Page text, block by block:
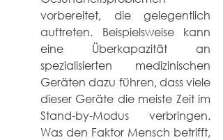
vorbereitet, die gelegentlich
auftreten. Beispielsweise kann
eine Überkapazität an
spezialisierten medizinischen
Geräten dazu führen, dass viele
dieser Geräte die meiste Zeit im
Stand-by-Modus verbringen.
Was den Faktor Mensch betrifft,